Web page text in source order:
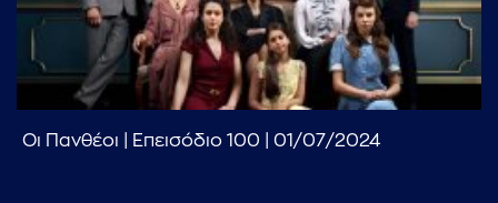
Οι Πανθέοι | Επεισόδιο 100 | 01/07/2024